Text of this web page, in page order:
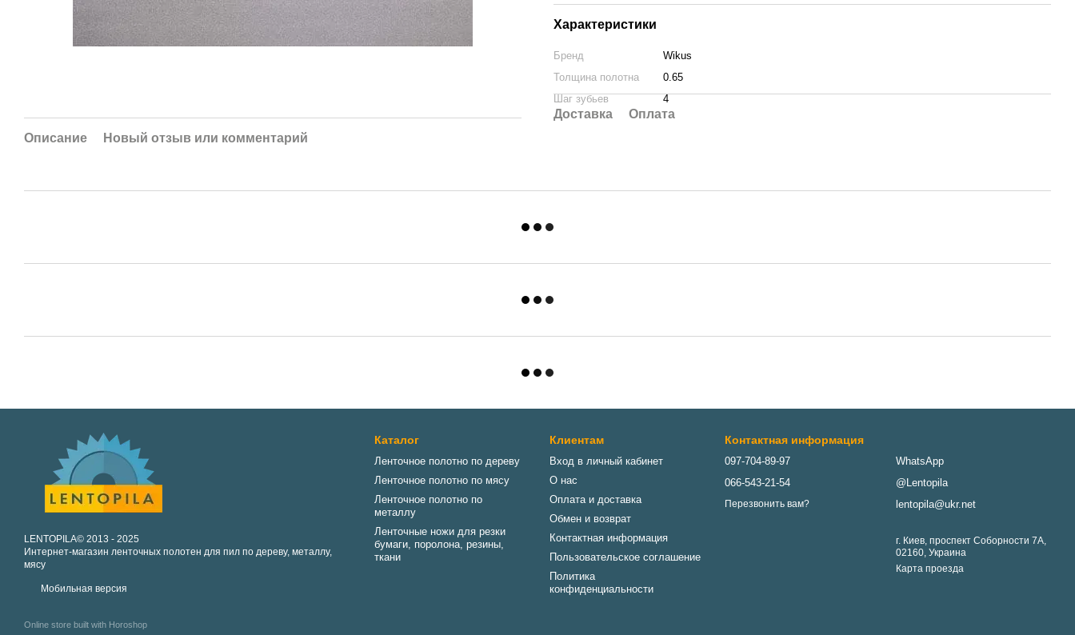
Описание Новый отзыв или комментарий
Характеристики
Бренд
Wikus
Толщина полотна
0.65
Шаг зубьев
4
Доставка Оплата
LENTOPILA© 2013 - 2025
Интернет-магазин ленточных полотен для пил по дереву, металлу,
мясу
Мобильная версия
Online store built with Horoshop
Каталог
Ленточное полотно по дереву
Ленточное полотно по мясу
Ленточное полотно по
металлу
Ленточные ножи для резки
бумаги, поролона, резины,
ткани
Клиентам
Вход в личный кабинет
О нас
Оплата и доставка
Обмен и возврат
Контактная информация
Пользовательское соглашение
Политика
конфиденциальности
Контактная информация
097-704-89-97
066-543-21-54
Перезвонить вам?
WhatsApp
@Lentopila
lentopila@ukr.net
г. Киев, проспект Соборности 7А,
02160, Украина
Карта проезда